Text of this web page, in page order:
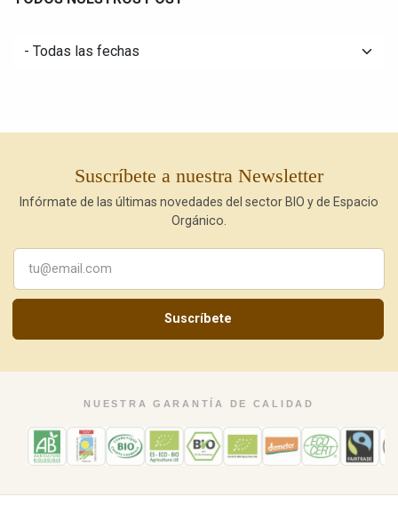
Suscríbete a nuestra Newsletter
Infórmate de las últimas novedades del sector BIO y de Espacio
Orgánico.
Suscríbete
NUESTRA GARANTÍA DE CALIDAD